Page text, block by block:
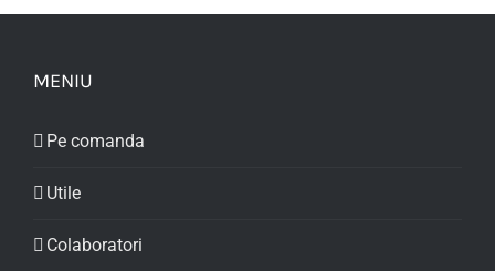
MENIU
Pe comanda
Utile
Colaboratori